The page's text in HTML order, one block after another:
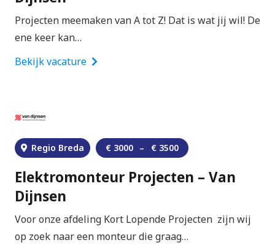
Projecten meemaken van A tot Z! Dat is wat jij wil! De
ene keer kan…
Bekijk vacature
Regio Breda € 3000 – € 3500
Elektromonteur Projecten – Van
Dijnsen
Voor onze afdeling Kort Lopende Projecten zijn wij
op zoek naar een monteur die graag…